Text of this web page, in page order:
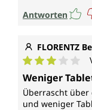
Antworten
FLORENTZ
Weniger
Überrascht
und weniger